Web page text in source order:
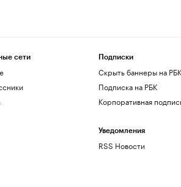
сети Подписки
Скрыть баннеры на РБК
Подписка на РБК
Корпоративная
Уведомления
RSS Новости